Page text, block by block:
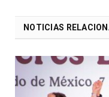
NOTICIAS